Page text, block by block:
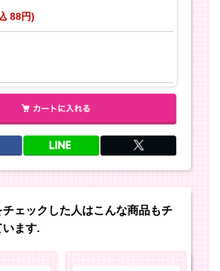
88円)
チェックした人はこんな商品もチ
います.